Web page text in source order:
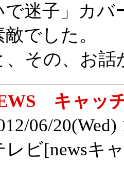
で迷子」カ
でした。
、その、お
キャッ
06/
レビ[newsキ